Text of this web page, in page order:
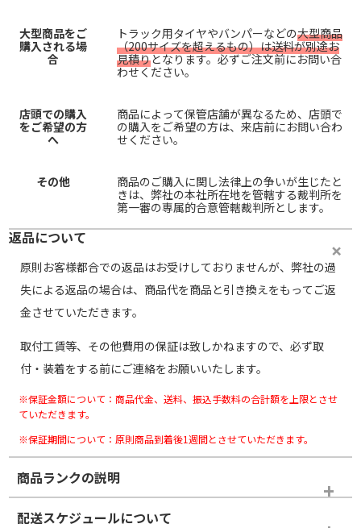
大型商品をご
購入される場
合
トラック用タイヤやバンパーなどの大型商品
（200サイズを超えるもの）は送料が別途お
見積りとなります。必ずご注文前にお問い合
わせください。
店頭での購入
をご希望の方
へ
商品によって保管店舗が異なるため、店頭で
の購入をご希望の方は、来店前にお問い合わ
せください。
その他
商品のご購入に関し法律上の争いが生じたと
きは、弊社の本社所在地を管轄する裁判所を
第一審の専属的合意管轄裁判所とします。
返品について
原則お客様都合での返品はお受けしておりませんが、弊社の過
失による返品の場合は、商品代を商品と引き換えをもってご返
金させていただきます。
取付工賃等、その他費用の保証は致しかねますので、必ず取
付・装着をする前にご連絡をお願いいたします。
※保証金額について：商品代金、送料、振込手数料の合計額を上限とさせ
ていただきます。
※保証期間について：原則商品到着後1週間とさせていただきます。
商品ランクの説明
※商品ランクは出品者の主観により判断しておりますので、あら
かじめご了承ください。
配送スケジュールについて